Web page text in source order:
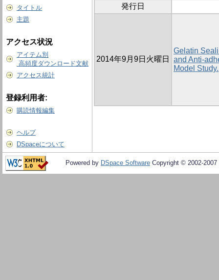
タイトル
主題
アクセス状況
アイテム別
高頻度ダウンロード文献
アクセス統計
登録利用者:
購読情報編集
ヘルプ
DSpaceについて
発行日
2014年9月9日火曜日
Gelatin
and Anti-
Model Study.
Powered by DSpace Software Copyright © 2002-2007